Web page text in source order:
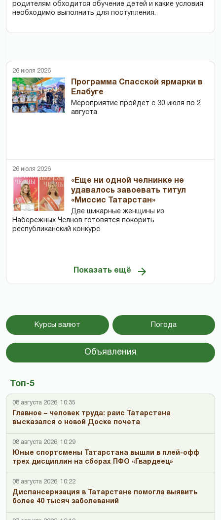
родителям обходится обучение детей и какие условия
необходимо выполнить для поступления.
26 июля 2026
Программа Спасской ярмарки в
Елабуге
Мероприятие пройдет с 30 июля по 2
августа
26 июля 2026
«Еще ни одной челнинке не
удавалось завоевать титул
«Миссис Татарстан»
Две шикарные женщины из
Набережных Челнов готовятся покорить
республиканский конкурс
Показать ещё
Курсы валют Погода
Объявления
Топ-5
08 августа 2026, 10:35
Главное – человек труда: раис Татарстана
высказался о новой Доске почета
08 августа 2026, 10:29
Юные спортсмены Татарстана вышли в плей-офф
трех дисциплин на сборах ПФО «Гвардеец»
08 августа 2026, 10:22
Диспансеризация в Татарстане помогла выявить
более 40 тысяч заболеваний